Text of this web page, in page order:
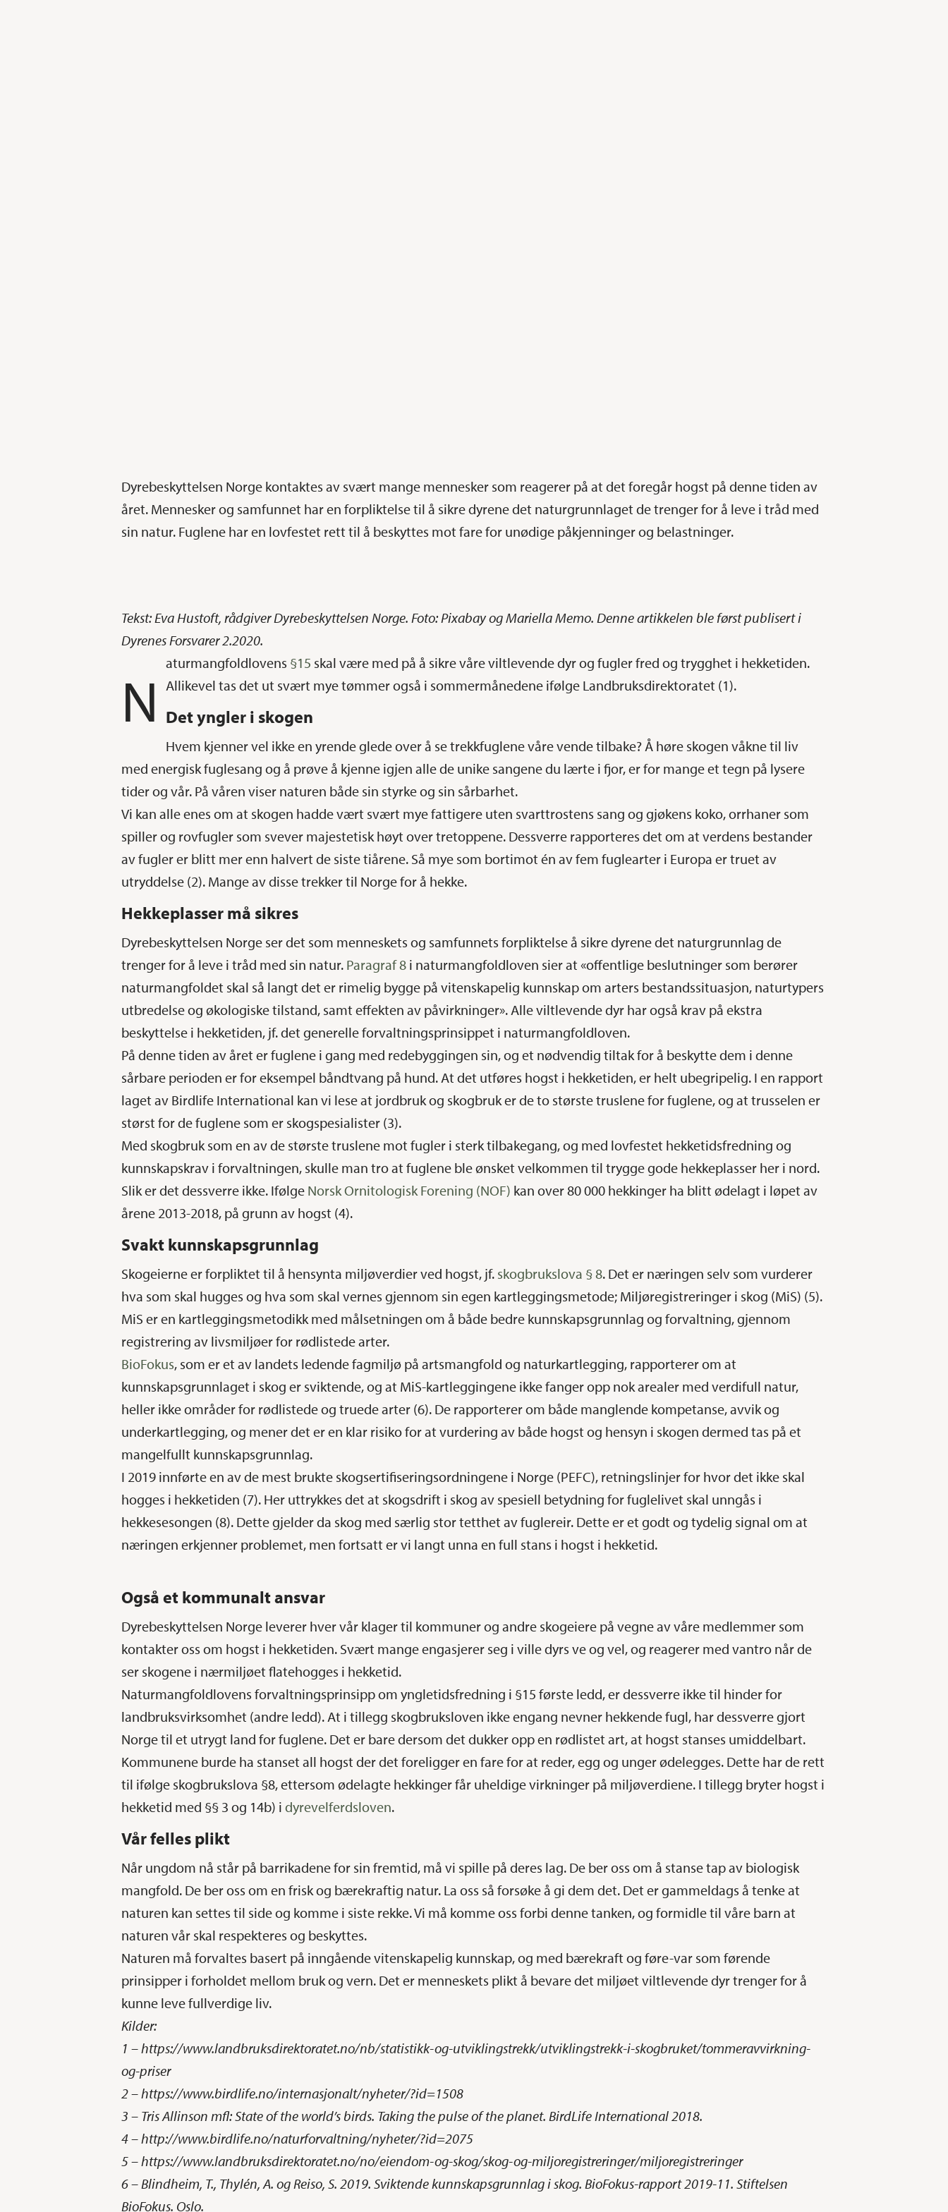
Dyrebeskyttelsen Norge kontaktes av svært mange mennesker som reagerer på at det foregår hogst på denne tiden av
året. Mennesker og samfunnet har en forpliktelse til å sikre dyrene det naturgrunnlaget de trenger for å leve i tråd med
sin natur. Fuglene har en lovfestet rett til å beskyttes mot fare for unødige påkjenninger og belastninger.
Tekst: Eva Hustoft, rådgiver Dyrebeskyttelsen Norge. Foto: Pixabay og Mariella Memo. Denne artikkelen ble først publisert i
Dyrenes Forsvarer 2.2020.
N
aturmangfoldlovens §15 skal være med på å sikre våre viltlevende dyr og fugler fred og trygghet i hekketiden.
Allikevel tas det ut svært mye tømmer også i sommermånedene ifølge Landbruksdirektoratet (1).
Det yngler i skogen
Hvem kjenner vel ikke en yrende glede over å se trekkfuglene våre vende tilbake? Å høre skogen våkne til liv
med energisk fuglesang og å prøve å kjenne igjen alle de unike sangene du lærte i fjor, er for mange et tegn på lysere
tider og vår. På våren viser naturen både sin styrke og sin sårbarhet.
Vi kan alle enes om at skogen hadde vært svært mye fattigere uten svarttrostens sang og gjøkens koko, orrhaner som
spiller og rovfugler som svever majestetisk høyt over tretoppene. Dessverre rapporteres det om at verdens bestander
av fugler er blitt mer enn halvert de siste tiårene. Så mye som bortimot én av fem fuglearter i Europa er truet av
utryddelse (2). Mange av disse trekker til Norge for å hekke.
Hekkeplasser må sikres
Dyrebeskyttelsen Norge ser det som menneskets og samfunnets forpliktelse å sikre dyrene det naturgrunnlag de
trenger for å leve i tråd med sin natur. Paragraf 8 i naturmangfoldloven sier at «offentlige beslutninger som berører
naturmangfoldet skal så langt det er rimelig bygge på vitenskapelig kunnskap om arters bestandssituasjon, naturtypers
utbredelse og økologiske tilstand, samt effekten av påvirkninger». Alle viltlevende dyr har også krav på ekstra
beskyttelse i hekketiden, jf. det generelle forvaltningsprinsippet i naturmangfoldloven.
På denne tiden av året er fuglene i gang med redebyggingen sin, og et nødvendig tiltak for å beskytte dem i denne
sårbare perioden er for eksempel båndtvang på hund. At det utføres hogst i hekketiden, er helt ubegripelig. I en rapport
laget av Birdlife International kan vi lese at jordbruk og skogbruk er de to største truslene for fuglene, og at trusselen er
størst for de fuglene som er skogspesialister (3).
Med skogbruk som en av de største truslene mot fugler i sterk tilbakegang, og med lovfestet hekketidsfredning og
kunnskapskrav i forvaltningen, skulle man tro at fuglene ble ønsket velkommen til trygge gode hekkeplasser her i nord.
Slik er det dessverre ikke. Ifølge Norsk Ornitologisk Forening (NOF) kan over 80 000 hekkinger ha blitt ødelagt i løpet av
årene 2013-2018, på grunn av hogst (4).
Svakt kunnskapsgrunnlag
Skogeierne er forpliktet til å hensynta miljøverdier ved hogst, jf. skogbrukslova § 8. Det er næringen selv som vurderer
hva som skal hugges og hva som skal vernes gjennom sin egen kartleggingsmetode; Miljøregistreringer i skog (MiS) (5).
MiS er en kartleggingsmetodikk med målsetningen om å både bedre kunnskapsgrunnlag og forvaltning, gjennom
registrering av livsmiljøer for rødlistede arter.
BioFokus, som er et av landets ledende fagmiljø på artsmangfold og naturkartlegging, rapporterer om at
kunnskapsgrunnlaget i skog er sviktende, og at MiS-kartleggingene ikke fanger opp nok arealer med verdifull natur,
heller ikke områder for rødlistede og truede arter (6). De rapporterer om både manglende kompetanse, avvik og
underkartlegging, og mener det er en klar risiko for at vurdering av både hogst og hensyn i skogen dermed tas på et
mangelfullt kunnskapsgrunnlag.
I 2019 innførte en av de mest brukte skogsertifiseringsordningene i Norge (PEFC), retningslinjer for hvor det ikke skal
hogges i hekketiden (7). Her uttrykkes det at skogsdrift i skog av spesiell betydning for fuglelivet skal unngås i
hekkesesongen (8). Dette gjelder da skog med særlig stor tetthet av fuglereir. Dette er et godt og tydelig signal om at
næringen erkjenner problemet, men fortsatt er vi langt unna en full stans i hogst i hekketid.
Også et kommunalt ansvar
Dyrebeskyttelsen Norge leverer hver vår klager til kommuner og andre skogeiere på vegne av våre medlemmer som
kontakter oss om hogst i hekketiden. Svært mange engasjerer seg i ville dyrs ve og vel, og reagerer med vantro når de
ser skogene i nærmiljøet flatehogges i hekketid.
Naturmangfoldlovens forvaltningsprinsipp om yngletidsfredning i §15 første ledd, er dessverre ikke til hinder for
landbruksvirksomhet (andre ledd). At i tillegg skogbruksloven ikke engang nevner hekkende fugl, har dessverre gjort
Norge til et utrygt land for fuglene. Det er bare dersom det dukker opp en rødlistet art, at hogst stanses umiddelbart.
Kommunene burde ha stanset all hogst der det foreligger en fare for at reder, egg og unger ødelegges. Dette har de rett
til ifølge skogbrukslova §8, ettersom ødelagte hekkinger får uheldige virkninger på miljøverdiene. I tillegg bryter hogst i
hekketid med §§ 3 og 14b) idyrevelferdsloven.
Vår felles plikt
Når ungdom nå står på barrikadene for sin fremtid, må vi spille på deres lag. De ber oss om å stanse tap av biologisk
mangfold. De ber oss om en frisk og bærekraftig natur. La oss så forsøke å gi dem det. Det er gammeldags å tenke at
naturen kan settes til side og komme i siste rekke. Vi må komme oss forbi denne tanken, og formidle til våre barn at
naturen vår skal respekteres og beskyttes.
Naturen må forvaltes basert på inngående vitenskapelig kunnskap, og med bærekraft og føre-var som førende
prinsipper i forholdet mellom bruk og vern. Det er menneskets plikt å bevare det miljøet viltlevende dyr trenger for å
kunne leve fullverdige liv.
Kilder:
1 – https://www.landbruksdirektoratet.no/nb/statistikk-og-utviklingstrekk/utviklingstrekk-i-skogbruket/tommeravvirkning-
og-priser
2 – https://www.birdlife.no/internasjonalt/nyheter/?id=1508
3 – Tris Allinson mfl: State of the world’s birds. Taking the pulse of the planet. BirdLife International 2018.
4 – http://www.birdlife.no/naturforvaltning/nyheter/?id=2075
5 – https://www.landbruksdirektoratet.no/no/eiendom-og-skog/skog-og-miljoregistreringer/miljoregistreringer
6 – Blindheim, T., Thylén, A. og Reiso, S. 2019. Sviktende kunnskapsgrunnlag i skog. BioFokus-rapport 2019-11. Stiftelsen
BioFokus. Oslo.